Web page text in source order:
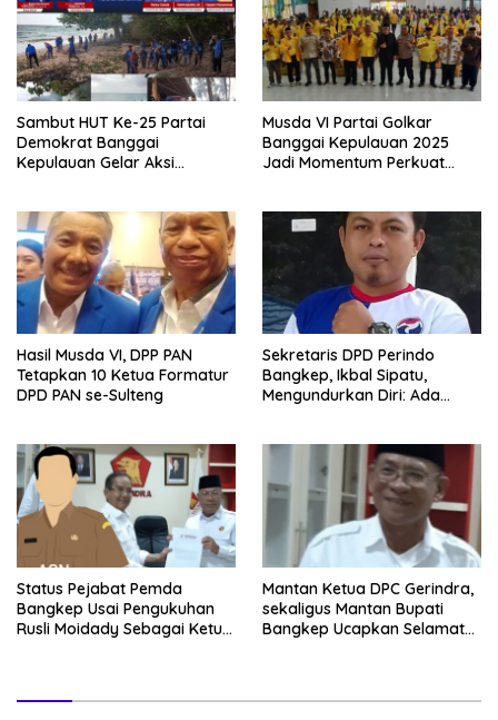
Sambut HUT Ke-25 Partai
Demokrat Banggai
Kepulauan Gelar Aksi
Musda VI Partai Golkar
Banggai Kepulauan 2025
Jadi Momentum Perkuat
Hasil Musda VI, DPP PAN
Tetapkan 10 Ketua Formatur
DPD PAN se-Sulteng
Sekretaris DPD Perindo
Bangkep, Ikbal Sipatu,
Mengundurkan Diri: Ada
Status Pejabat Pemda
Bangkep Usai Pengukuhan
Rusli Moidady Sebagai Ketua
Mantan Ketua DPC Gerindra,
sekaligus Mantan Bupati
Bangkep Ucapkan Selamat